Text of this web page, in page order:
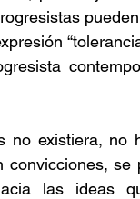
no existiera,
las ideas